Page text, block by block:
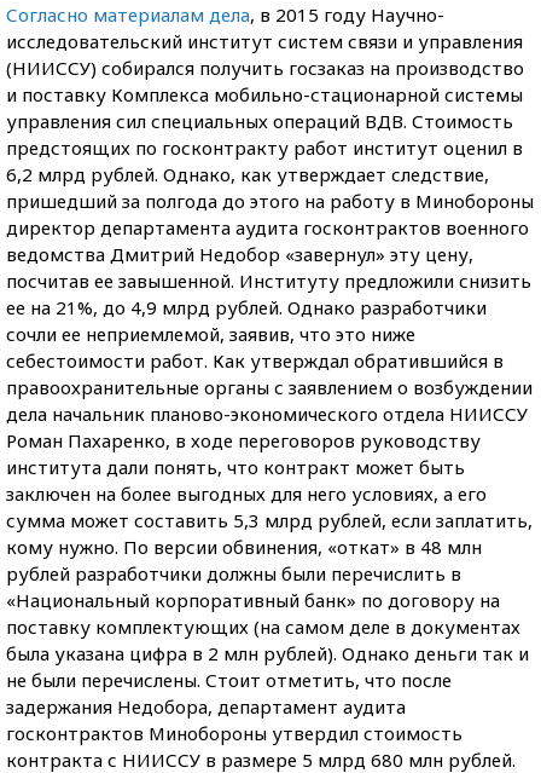
Согласно материалам дела, в 2015 году Научно-
исследовательский институт систем связи и управления
(НИИССУ) собирался получить госзаказ на производство
и поставку Комплекса мобильно-стационарной системы
управления сил специальных операций ВДВ. Стоимость
предстоящих по госконтракту работ институт оценил в
6,2 млрд рублей. Однако, как утверждает следствие,
пришедший за полгода до этого на работу в Минобороны
директор департамента аудита госконтрактов военного
ведомства Дмитрий Недобор «завернул» эту цену,
посчитав ее завышенной. Институту предложили снизить
ее на 21%, до 4,9 млрд рублей. Однако разработчики
сочли ее неприемлемой, заявив, что это ниже
себестоимости работ. Как утверждал обратившийся в
правоохранительные органы с заявлением о возбуждении
дела начальник планово-экономического отдела НИИССУ
Роман Пахаренко, в ходе переговоров руководству
института дали понять, что контракт может быть
заключен на более выгодных для него условиях, а его
сумма может составить 5,3 млрд рублей, если заплатить,
кому нужно. По версии обвинения, «откат» в 48 млн
рублей разработчики должны были перечислить в
«Национальный корпоративный банк» по договору на
поставку комплектующих (на самом деле в документах
была указана цифра в 2 млн рублей). Однако деньги так и
не были перечислены. Стоит отметить, что после
задержания Недобора, департамент аудита
госконтрактов Минобороны утвердил стоимость
контракта с НИИССУ в размере 5 млрд 680 млн рублей.